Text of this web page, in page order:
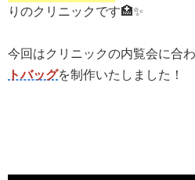
りのクリニックです🏥✨
今回はクリニックの内覧会に合
トバッグを制作いたしました！